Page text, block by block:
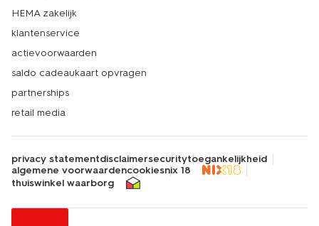
HEMA zakelijk
klantenservice
actievoorwaarden
saldo cadeaukaart opvragen
partnerships
retail media
privacy statementdisclaimersecuritytoegankelijkheid
algemene voorwaardencookiesnix 18
thuiswinkel waarborg